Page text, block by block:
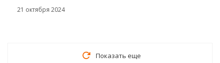
21 октября 2024
Показать еще